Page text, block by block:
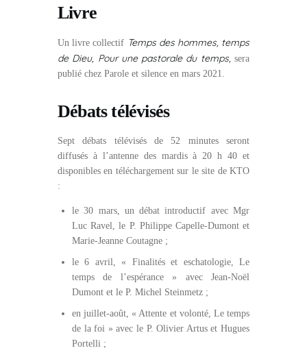
Livre
Un livre collectif Temps des hommes, temps
de Dieu, Pour une pastorale du temps, sera
publié chez Parole et silence en mars 2021.
Débats télévisés
Sept débats télévisés de 52 minutes seront
diffusés à l’antenne des mardis à 20 h 40 et
disponibles en téléchargement sur le site de KTO
:
le 30 mars, un débat introductif avec Mgr
Luc Ravel, le P. Philippe Capelle-Dumont et
Marie-Jeanne Coutagne ;
le 6 avril, « Finalités et eschatologie, Le
temps de l’espérance » avec Jean-Noël
Dumont et le P. Michel Steinmetz ;
en juillet-août, « Attente et volonté, Le temps
de la foi » avec le P. Olivier Artus et Hugues
Portelli ;